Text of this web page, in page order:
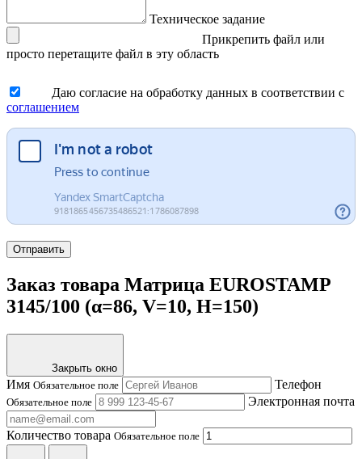
Техническое задание
Прикрепить файл или
просто перетащите файл в эту область
Даю согласие на обработку данных в соответствии с
соглашением
Отправить
Заказ товара Матрица EUROSTAMP
3145/100 (α=86, V=10, H=150)
Закрыть окно
Имя Обязательное поле Телефон
Обязательное поле Электронная почта
Количество товара Обязательное поле